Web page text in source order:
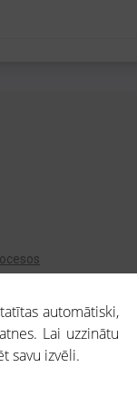
Portāla lietotājs,
automātiski,
Lai uzzinātu
savu izvēli.